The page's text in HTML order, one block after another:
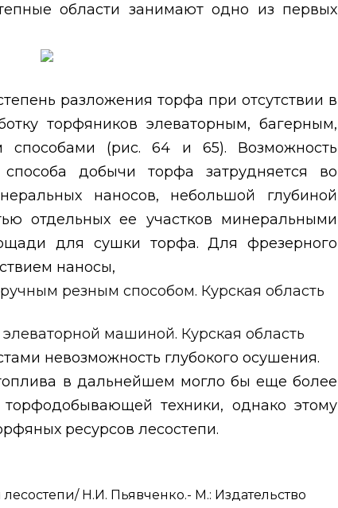
области занимают одно из первых
разложения торфа при отсутствии в
торфяников элеваторным, багерным,
(рис. 64 и 65). Возможность
добычи торфа затрудняется во
наносов, небольшой глубиной
отдельных ее участков минеральными
для сушки торфа. Для фрезерного
наносы,
невозможность глубокого осушения.
в дальнейшем могло бы еще более
техники, однако этому
ресурсов лесостепи.
Н.И. Пьявченко.- М.: Издательство